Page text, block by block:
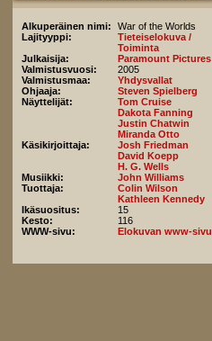
Alkuperäinen nimi:
War of the Worlds
Lajityyppi:
Tieteiselokuva /
Toiminta
Julkaisija:
Paramount Pictures
Valmistusvuosi:
2005
Valmistusmaa:
Yhdysvallat
Ohjaaja:
Steven Spielberg
Näyttelijät:
Tom Cruise
Dakota Fanning
Justin Chatwin
Miranda Otto
Käsikirjoittaja:
Josh Friedman
David Koepp
H. G. Wells
Musiikki:
John Williams
Tuottaja:
Colin Wilson
Kathleen Kennedy
Ikäsuositus:
15
Kesto:
116
WWW-sivu:
Elokuvan www-sivu